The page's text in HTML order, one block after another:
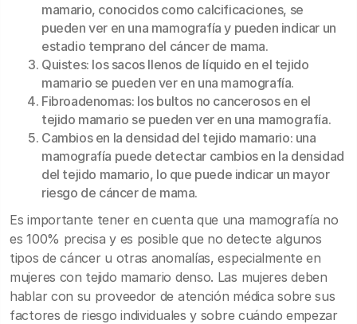
mamario, conocidos como calcificaciones, se
pueden ver en una mamografía y pueden indicar un
estadio temprano del cáncer de mama.
Quistes: los sacos llenos de líquido en el tejido
mamario se pueden ver en una mamografía.
Fibroadenomas: los bultos no cancerosos en el
tejido mamario se pueden ver en una mamografía.
Cambios en la densidad del tejido mamario: una
mamografía puede detectar cambios en la densidad
del tejido mamario, lo que puede indicar un mayor
riesgo de cáncer de mama.
Es importante tener en cuenta que una mamografía no
es 100% precisa y es posible que no detecte algunos
tipos de cáncer u otras anomalías, especialmente en
mujeres con tejido mamario denso. Las mujeres deben
hablar con su proveedor de atención médica sobre sus
factores de riesgo individuales y sobre cuándo empezar